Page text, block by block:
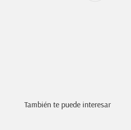
También te puede interesar